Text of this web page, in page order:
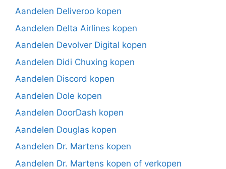
Aandelen Deliveroo kopen
Aandelen Delta Airlines kopen
Aandelen Devolver Digital kopen
Aandelen Didi Chuxing kopen
Aandelen Discord kopen
Aandelen Dole kopen
Aandelen DoorDash kopen
Aandelen Douglas kopen
Aandelen Dr. Martens kopen
Aandelen Dr. Martens kopen of verkopen